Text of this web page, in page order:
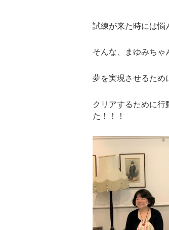
試練が来た時には悩
そんな、まゆみちゃ
夢を実現させるため
クリアするために
た！！！